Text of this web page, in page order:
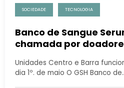
SOCIEDADE TECNOLOGIA
Banco de Sangue
chamada por
Unidades Centro e Barra
dia 1º. de maio O GSH Banco